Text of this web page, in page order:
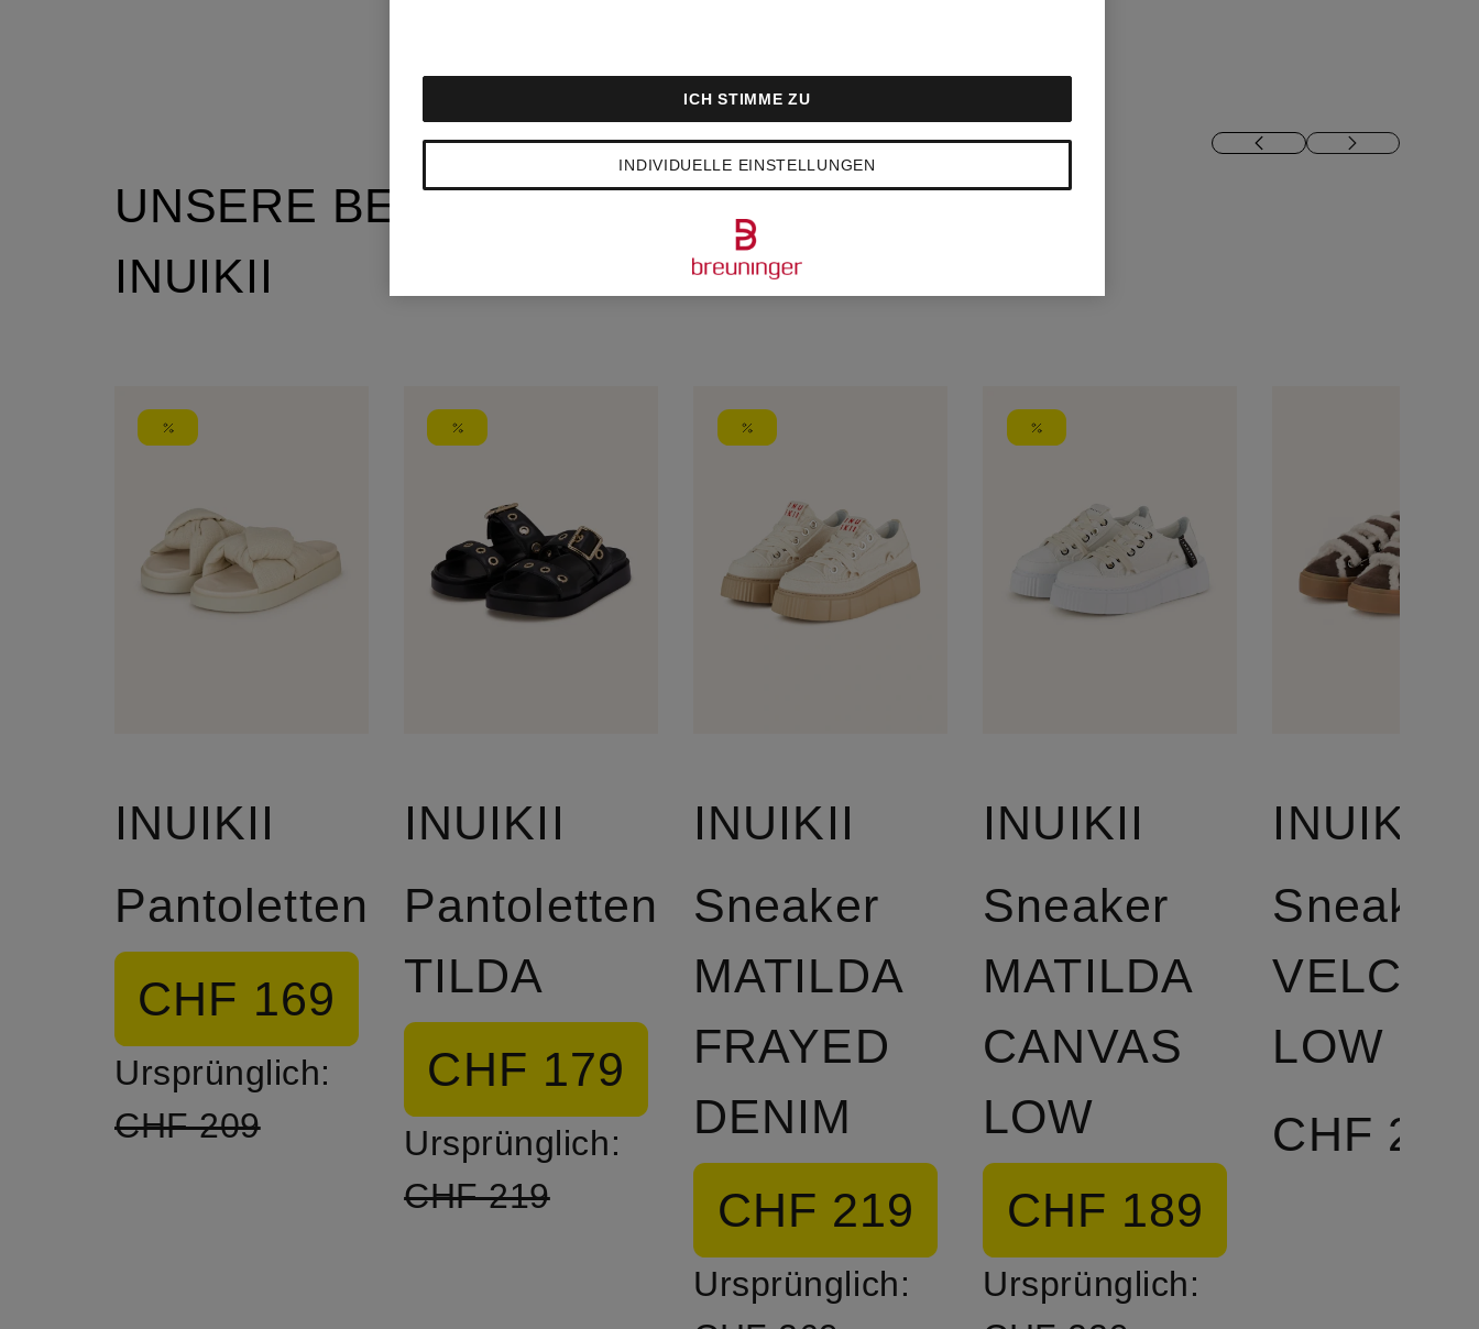
UNSERE BELIEBTESTEN ARTIKEL VON
INUIKII
INUIKII
Pantoletten
CHF 169
Ursprünglich:
CHF 209
INUIKII
Pantoletten
TILDA
CHF 179
Ursprünglich:
CHF 219
INUIKII
Sneaker
MATILDA
FRAYED
DENIM
CHF 219
Ursprünglich:
INUIKII
Sneaker
MATILDA
CANVAS
LOW
CHF 189
Ursprünglich:
INUIKII
Sneaker
VELCRO
LOW
CHF 259
INDIVIDUELLE EINSTELLUNGEN
ICH STIMME ZU